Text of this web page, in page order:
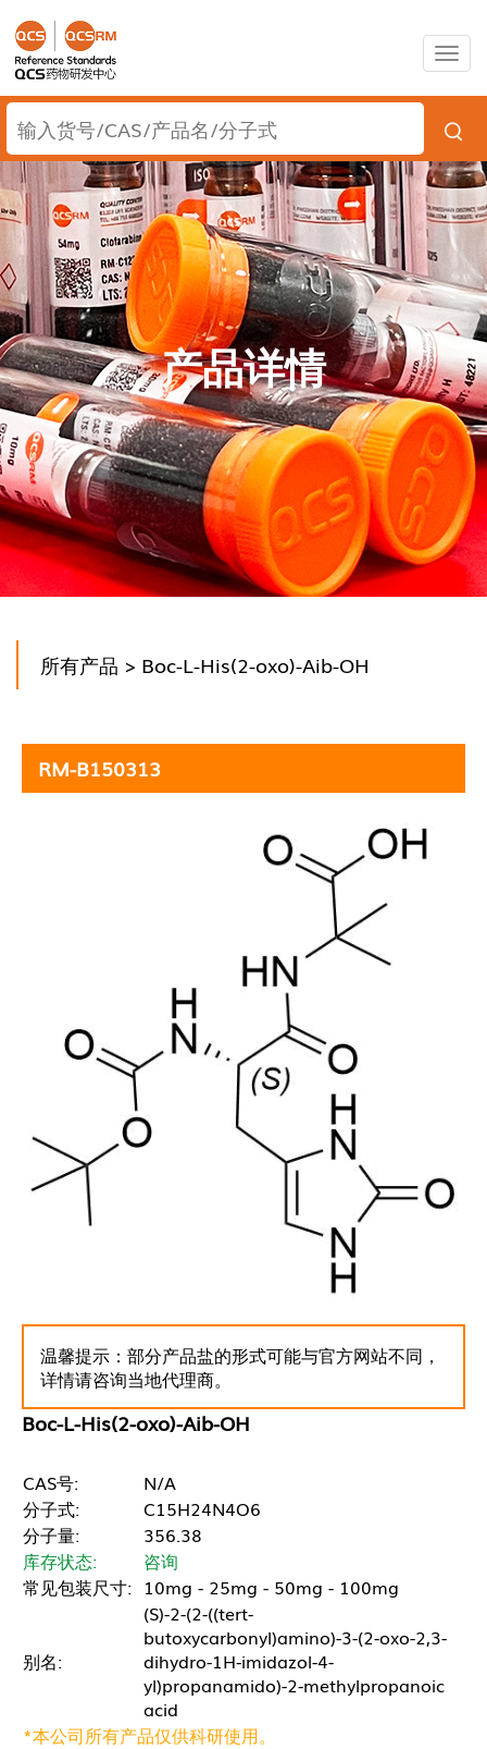
产品详情
所有产品 > Boc-L-His(2-oxo)-Aib-OH
RM-B150313
温馨提示：部分产品盐的形式可能与官方网站不同，
详情请咨询当地代理商。
Boc-L-His(2-oxo)-Aib-OH
CAS号:
N/A
分子式:
C15H24N4O6
分子量:
356.38
库存状态:
咨询
常见包装尺寸: 10mg - 25mg - 50mg - 100mg
别名:
(S)-2-(2-((tert-
butoxycarbonyl)amino)-3-(2-oxo-2,3-
dihydro-1H-imidazol-4-
yl)propanamido)-2-methylpropanoic
acid
*本公司所有产品仅供科研使用。